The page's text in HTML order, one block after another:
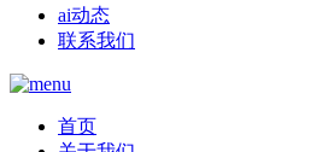
ai动态
联系我们
首页